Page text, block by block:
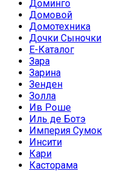
Доминго
Домовой
Домотехника
Дочки Сыночки
Е-Каталог
Зара
Зарина
Зенден
Золла
Ив Роше
Иль де Ботэ
Империя Сумок
Инсити
Кари
Касторама